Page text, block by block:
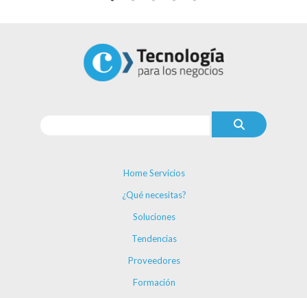
Home Servicios
¿Qué necesitas?
Soluciones
Tendencias
Proveedores
Formación